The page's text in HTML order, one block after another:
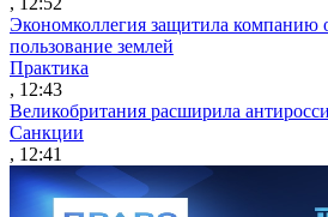
Экономколлегия защитила компанию
пользование землей
Практика
, 12:43
Великобритания расширила
Санкции
, 12:41